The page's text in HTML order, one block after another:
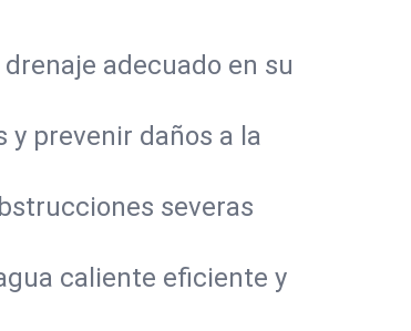
adecuado en su
y prevenir daños a la
severas
caliente eficiente y